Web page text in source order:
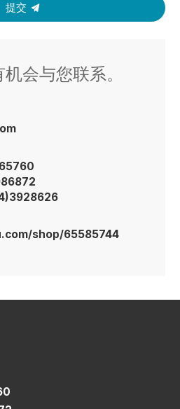
提交
会与您联系。
shop/65585744